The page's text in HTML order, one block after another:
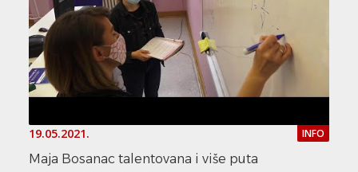
19.05.2021. INFO
Maja Bosanac talentovana i više puta